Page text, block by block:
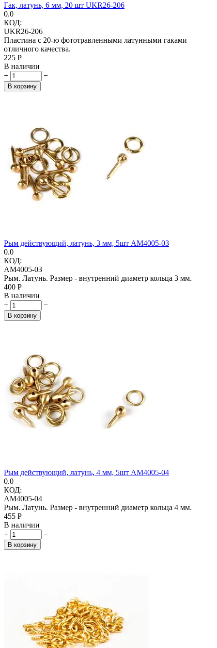
Гак, латунь, 6 мм, 20 шт UKR26-206
0.0
КОД:
UKR26-206
Пластина с 20-ю фототравленными латунными гаками
отличного качества.
‍225‍ Р
В наличии
+
−
В корзину
Рым действующий, латунь, 3 мм, 5шт AM4005-03
0.0
КОД:
AM4005-03
Рым. Латунь. Размер - внутренний диаметр кольца 3 мм.
‍400‍ Р
В наличии
+
−
В корзину
Рым действующий, латунь, 4 мм, 5шт AM4005-04
0.0
КОД:
AM4005-04
Рым. Латунь. Размер - внутренний диаметр кольца 4 мм.
‍455‍ Р
В наличии
+
−
В корзину